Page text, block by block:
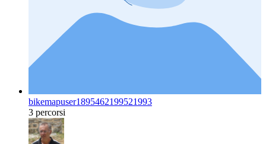
bikemapuser1895462199521993
3 percorsi